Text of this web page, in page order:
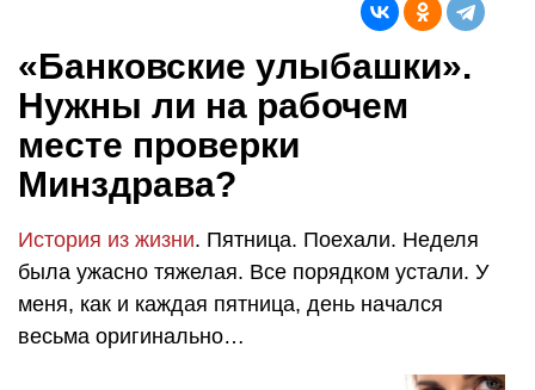
«Банковские улыбашки».
Нужны ли на рабочем
месте проверки
Минздрава?
История из жизни. Пятница. Поехали. Неделя
была ужасно тяжелая. Все порядком устали. У
меня, как и каждая пятница, день начался
весьма оригинально…